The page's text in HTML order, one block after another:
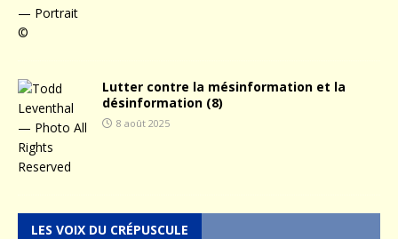
Lutter contre la mésinformation et la
désinformation (8)
8 août 2025
LES VOIX DU CRÉPUSCULE